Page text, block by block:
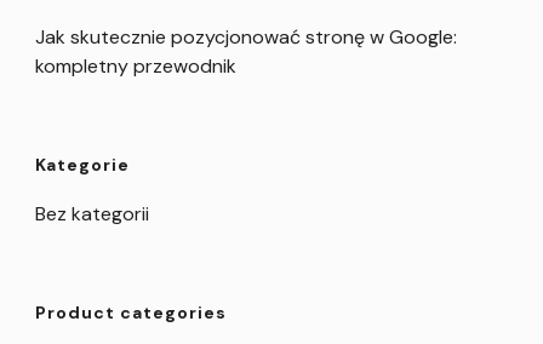
Jak skutecznie pozycjonować stronę w Google:
kompletny przewodnik
Kategorie
Bez kategorii
Product categories